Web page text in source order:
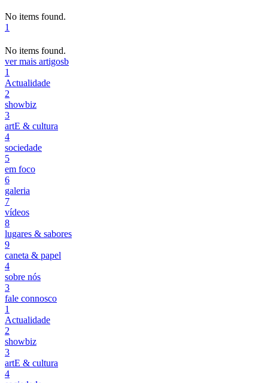
No items found.
1
No items found.
ver mais artigosb
1
Actualidade
2
showbiz
3
artE & cultura
4
sociedade
5
em foco
6
galeria
7
vídeos
8
lugares & sabores
9
caneta & papel
4
sobre nós
3
fale connosco
1
Actualidade
2
showbiz
3
artE & cultura
4